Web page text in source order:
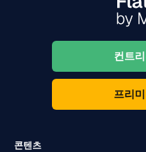
컨트
프리
콘텐츠